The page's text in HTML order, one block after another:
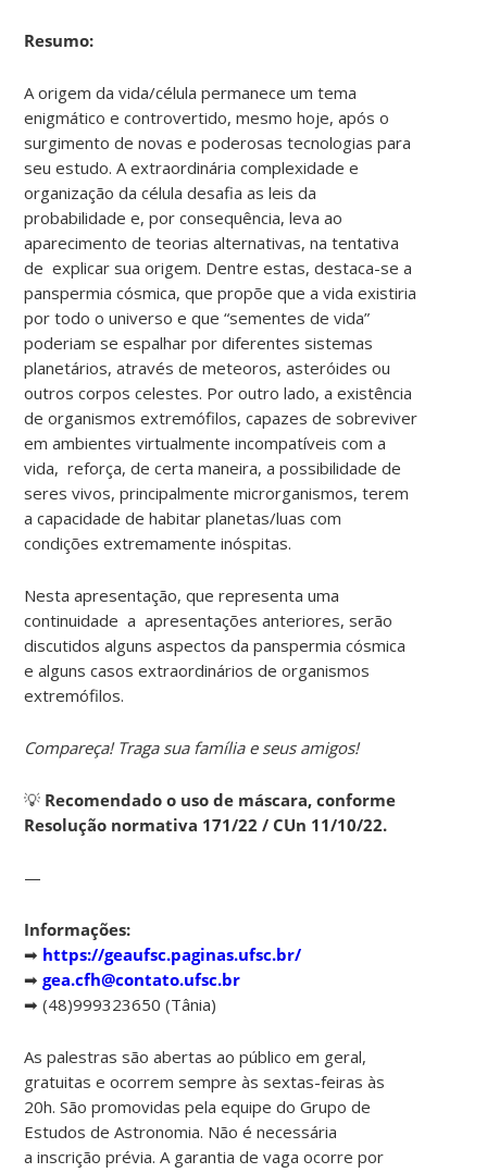
Resumo:
A origem da vida/célula permanece um tema
enigmático e controvertido, mesmo hoje, após o
surgimento de novas e poderosas tecnologias para
seu estudo. A extraordinária complexidade e
organização da célula desafia as leis da
probabilidade e, por consequência, leva ao
aparecimento de teorias alternativas, na tentativa
de explicar sua origem. Dentre estas, destaca-se a
panspermia cósmica, que propõe que a vida existiria
por todo o universo e que “sementes de vida”
poderiam se espalhar por diferentes sistemas
planetários, através de meteoros, asteróides ou
outros corpos celestes. Por outro lado, a existência
de organismos extremófilos, capazes de sobreviver
em ambientes virtualmente incompatíveis com a
vida, reforça, de certa maneira, a possibilidade de
seres vivos, principalmente microrganismos, terem
a capacidade de habitar planetas/luas com
condições extremamente inóspitas.
Nesta apresentação, que representa uma
continuidade a apresentações anteriores, serão
discutidos alguns aspectos da panspermia cósmica
e alguns casos extraordinários de organismos
extremófilos.
Compareça! Traga sua família e seus amigos!
💡 Recomendado o uso de máscara, conforme
Resolução normativa 171/22 / CUn 11/10/22.
—
Informações:
➡ https://geaufsc.paginas.ufsc.br/
➡gea.cfh@contato.ufsc.br
➡ (48)999323650 (Tânia)
As palestras são abertas ao público em geral,
gratuitas e ocorrem sempre às sextas-feiras às
20h. São promovidas pela equipe do Grupo de
Estudos de Astronomia. Não é necessária
a inscrição prévia. A garantia de vaga ocorre por